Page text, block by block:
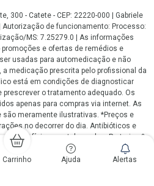
Carrinho Ajuda Alertas
300 - Catete - CEP: 22220-000 | Gabriele
Autorização de funcionamento: Processo:
MS: 7.25279.0 | As informações
e ofertas de remédios e
usadas para automedicação e não
medicação prescrita pelo profissional da
está em condições de diagnosticar
prescrever o tratamento adequado. Os
apenas para compras via internet. As
meramente ilustrativas. *Preços e
no decorrer do dia. Antibióticos e
lojas físicas ou televendas. Portaria nº
Horário de funcionamento Central
4020 4404 ou 0800 282 10 10 de